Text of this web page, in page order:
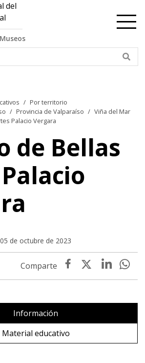
Por territorio
Provincia de Valparaíso
Viña del Mar
Palacio Vergara
de Bellas
de octubre de 2023
Información
Material educativo